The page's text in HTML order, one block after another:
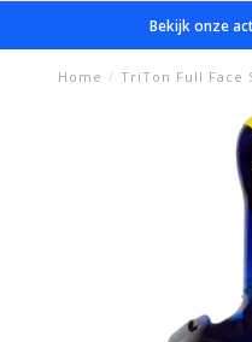
Bekijk onze
Home / TriTon Full Face